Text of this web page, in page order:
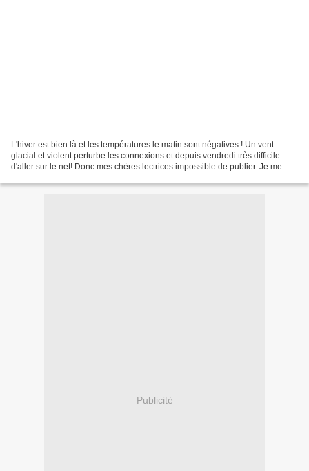
L'hiver est bien là et les températures le matin sont négatives ! Un vent
glacial et violent perturbe les connexions et depuis vendredi très difficile
d'aller sur le net! Donc mes chères lectrices impossible de publier. Je me
Publicité